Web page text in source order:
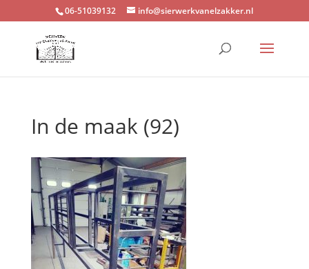
06-51039132 info@sierwerkvanelzakker.nl
In de maak (92)